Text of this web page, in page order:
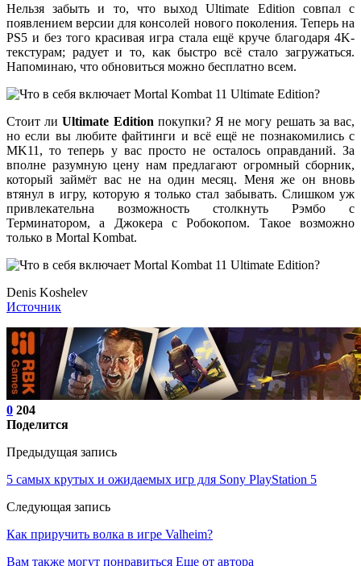
Нельзя забыть и то, что выход Ultimate Edition совпал с
появлением версии для консолей нового поколения. Теперь на
PS5 и без того красивая игра стала ещё круче благодаря 4K-
текстурам; радует и то, как быстро всё стало загружаться.
Напоминаю, что обновиться можно бесплатно всем.
Стоит лиUltimate Edition покупки? Я не могу решать за вас,
но если вы любите файтинги и всё ещё не познакомились с
MK11, то теперь у вас просто не осталось оправданий. За
вполне разумную цену нам предлагают огромный сборник,
который займёт вас не на один месяц. Меня же он вновь
втянул в игру, которую я только стал забывать. Слишком уж
привлекательна возможность столкнуть Рэмбо с
Терминатором, а Джокера с Робокопом. Такое возможно
только в Mortal Kombat.
Denis Koshelev
Источник
0 204
Поделится
Предыдущая запись
5 самых крутых и ожидаемых игр для Sony PlayStation 5
Следующая запись
Как приручить волка в игре Valheim?
Вам также могут понравиться Еще от автора